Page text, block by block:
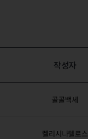
작성자
골골백세
켈리시나텔로스